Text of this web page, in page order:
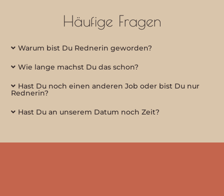
Häufige Fragen
Warum bist Du Rednerin geworden?
Wie lange machst Du das schon?
Hast Du noch einen anderen Job oder bist Du nur
Rednerin?
Hast Du an unserem Datum noch Zeit?